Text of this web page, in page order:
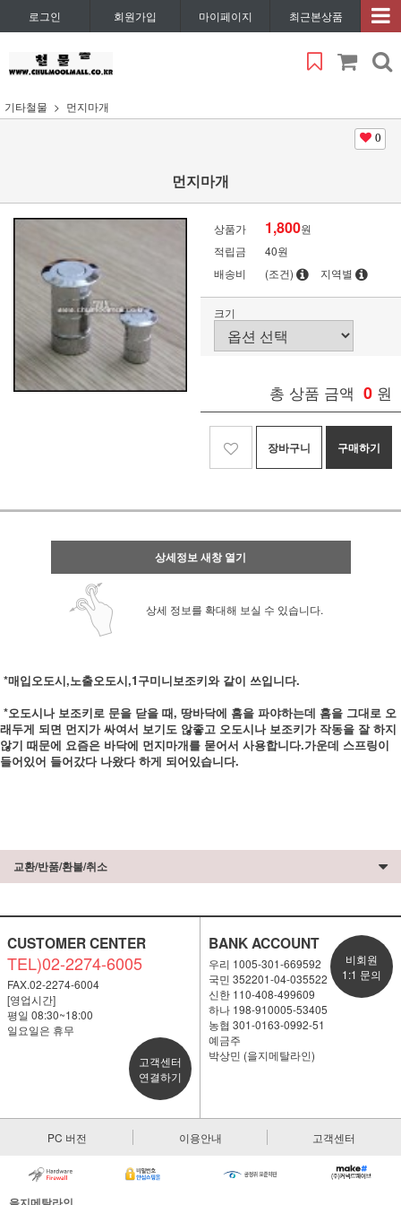
로그인 회원가입 마이페이지 최근본상품
기타철물 먼지마개
0
먼지마개
상품가 1,800원
적립금
40원
배송비
(조건) 지역별
크기
총 상품 금액 0 원
장바구니 구매하기
상세정보 새창 열기
상세 정보를 확대해 보실 수 있습니다.
*매입오도시,노출오도시,1구미니보조키와 같이 쓰입니다.
*오도시나 보조키로 문을 닫을 때, 땅바닥에 홈을 파야하는데 홈을 그대로 오
래두게 되면 먼지가 싸여서 보기도 않좋고 오도시나 보조키가 작동을 잘 하지
않기 때문에 요즘은 바닥에 먼지마개를 묻어서 사용합니다.가운데 스프링이
들어있어 들어갔다 나왔다 하게 되어있습니다.
교환/반품/환불/취소
CUSTOMER CENTER
TEL)02-2274-6005
FAX.02-2274-6004
[영업시간]
평일 08:30~18:00
일요일은 휴무
고객센터
연결하기
BANK ACCOUNT
우리 1005-301-669592
국민 352201-04-035522
신한 110-408-499609
하나 198-910005-53405
농협 301-0163-0992-51
예금주
박상민 (을지메탈라인)
비회원
1:1 문의
PC 버전 이용안내 고객센터